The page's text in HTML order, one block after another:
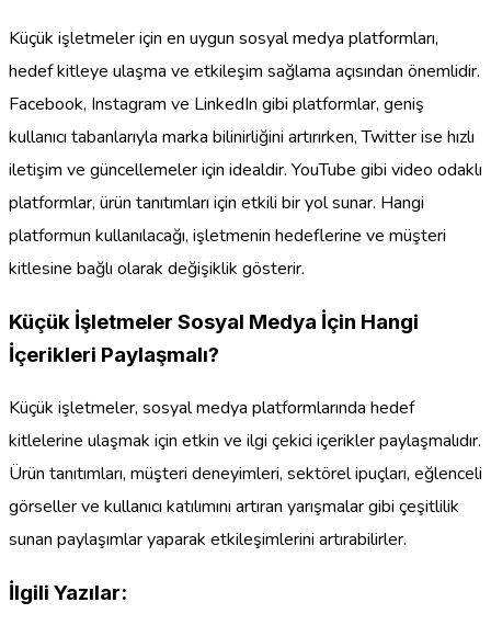
Küçük işletmeler için en uygun sosyal medya platformları,
hedef kitleye ulaşma ve etkileşim sağlama açısından önemlidir.
Facebook, Instagram ve LinkedIn gibi platformlar, geniş
kullanıcı tabanlarıyla marka bilinirliğini artırırken, Twitter ise hızlı
iletişim ve güncellemeler için idealdir. YouTube gibi video odaklı
platformlar, ürün tanıtımları için etkili bir yol sunar. Hangi
platformun kullanılacağı, işletmenin hedeflerine ve müşteri
kitlesine bağlı olarak değişiklik gösterir.
Küçük İşletmeler Sosyal Medya İçin Hangi
İçerikleri Paylaşmalı?
Küçük işletmeler, sosyal medya platformlarında hedef
kitlelerine ulaşmak için etkin ve ilgi çekici içerikler paylaşmalıdır.
Ürün tanıtımları, müşteri deneyimleri, sektörel ipuçları, eğlenceli
görseller ve kullanıcı katılımını artıran yarışmalar gibi çeşitlilik
sunan paylaşımlar yaparak etkileşimlerini artırabilirler.
İlgili Yazılar: